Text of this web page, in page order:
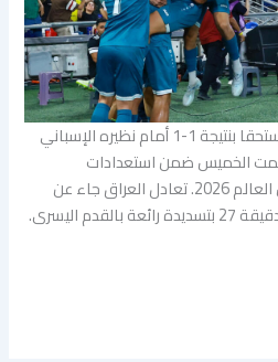
انتزع المنتخب العراقي تعادلا مستحقا بنتيجة 1-1 أمام نظيره الإسباني
الخميس ضمن استعدادات
المنتخبين لخوض نهائيات كأس العالم 2026. تعادل العراق جاء عن
اليسرى.